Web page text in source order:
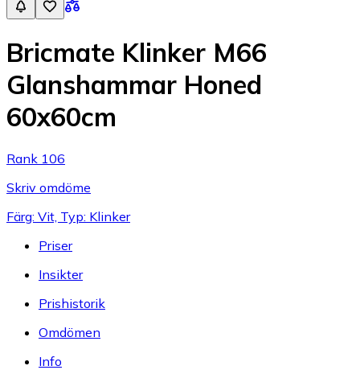
Bricmate Klinker M66
Glanshammar Honed
60x60cm
Rank 106
Skriv omdöme
Färg: Vit, Typ: Klinker
Priser
Insikter
Prishistorik
Omdömen
Info